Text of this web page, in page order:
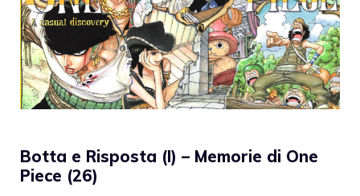
Botta e Risposta (I) – Memorie di One
Piece (26)